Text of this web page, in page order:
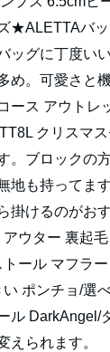
★ALETTAバッ
ッグに丁度い
め。可愛さと
ース アウトレ
クリスマ
。ブロックの
地も持ってま
掛けるのがお
ウター 裏起
ール マフラ
ポンチョ/選
ル DarkAngel/
えられます。